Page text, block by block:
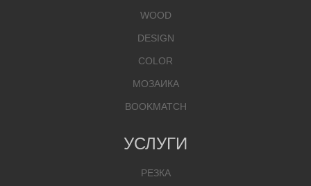
WOOD
DESIGN
COLOR
МОЗАИКА
BOOKMATCH
УСЛУГИ
РЕЗКА